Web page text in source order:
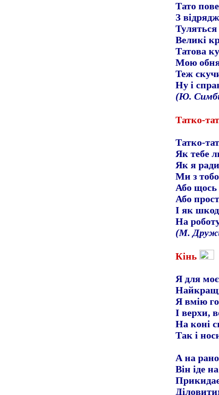
Тато
З
Туляться
Великі
Татова
Мою
Теж
Ну і
(Ю.
Татко-
Татко-
Як тебе
Як я
Ми з
Або щось
Або
І як
На
(М.
Кінь
Я для
Я вмію
І верхи,
На коні
Так і
А на
Він іде